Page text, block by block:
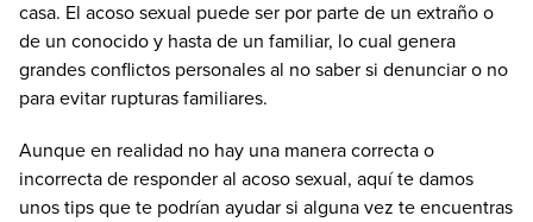
casa. El acoso sexual puede ser por parte de un extraño o
de un conocido y hasta de un familiar, lo cual genera
grandes conflictos personales al no saber si denunciar o no
para evitar rupturas familiares.
Aunque en realidad no hay una manera correcta o
incorrecta de responder al acoso sexual, aquí te damos
unos tips que te podrían ayudar si alguna vez te encuentras